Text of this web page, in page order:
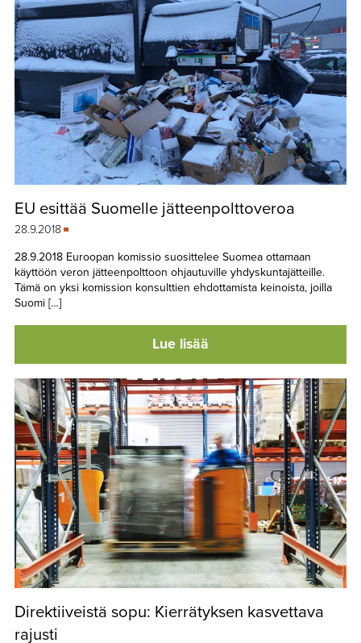
EU esittää Suomelle jätteenpolttoveroa
28.9.2018
28.9.2018 Euroopan komissio suosittelee Suomea ottamaan
käyttöön veron jätteenpolttoon ohjautuville yhdyskuntajätteille.
Tämä on yksi komission konsulttien ehdottamista keinoista, joilla
Suomi […]
Lue lisää
Direktiiveistä sopu: Kierrätyksen kasvettava
rajusti